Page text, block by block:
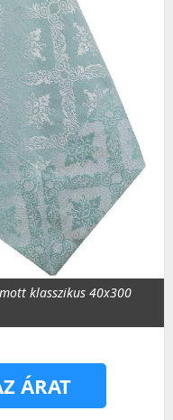
klasszikus 40x300
ÁRAT